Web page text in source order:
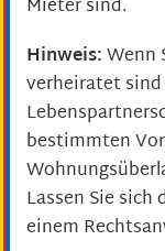
Mieter sind.
Hinweis:Wenn
verheiratet
bestimmten
Lassen Sie
einem